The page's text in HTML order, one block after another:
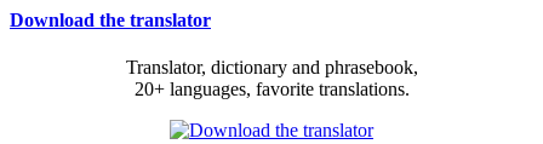
Download the translator
Translator, dictionary and phrasebook,
20+ languages, favorite translations.